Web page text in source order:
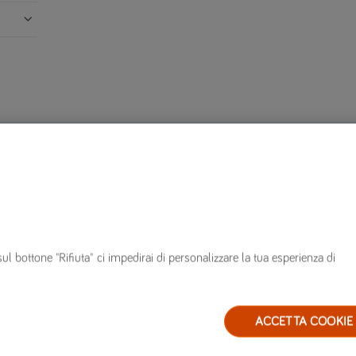
Glossario
bottone "Rifiuta" ci impedirai di personalizzare la tua esperienza di
ACCETTA COOKIE